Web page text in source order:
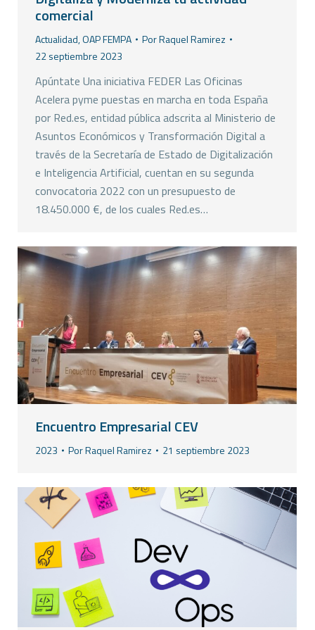
comercial
Actualidad,OAP FEMPA PorRaquel Ramirez
22 septiembre 2023
Apúntate Una iniciativa FEDER Las Oficinas
Acelera pyme puestas en marcha en toda España
por Red.es, entidad pública adscrita al Ministerio de
Asuntos Económicos y Transformación Digital a
través de la Secretaría de Estado de Digitalización
e Inteligencia Artificial, cuentan en su segunda
convocatoria 2022 con un presupuesto de
18.450.000 €, de los cuales Red.es…
Encuentro Empresarial CEV
2023 PorRaquel Ramirez 21 septiembre 2023